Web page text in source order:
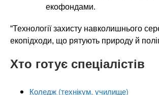
екофондами.
“Технології захисту навколишнього
екопідходи, що рятують природу й
Хто готує спеціалістів
Коледж (технікум, училище)